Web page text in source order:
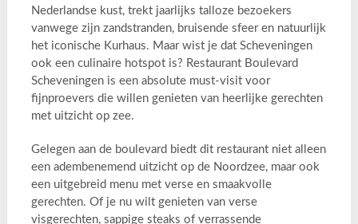
Nederlandse kust, trekt jaarlijks talloze bezoekers
vanwege zijn zandstranden, bruisende sfeer en natuurlijk
het iconische Kurhaus. Maar wist je dat Scheveningen
ook een culinaire hotspot is? Restaurant Boulevard
Scheveningen is een absolute must-visit voor
fijnproevers die willen genieten van heerlijke gerechten
met uitzicht op zee.
Gelegen aan de boulevard biedt dit restaurant niet alleen
een adembenemend uitzicht op de Noordzee, maar ook
een uitgebreid menu met verse en smaakvolle
gerechten. Of je nu wilt genieten van verse
visgerechten, sappige steaks of verrassende